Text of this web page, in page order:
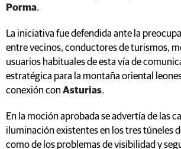
Porma.
La iniciativa fue defendida ante la
entre vecinos, conductores de turismos,
usuarios habituales de esta vía de
estratégica para la montaña oriental
conexión con Asturias.
En la moción aprobada se advertía de las
iluminación existentes en los tres túneles
como de los problemas de visibilidad y